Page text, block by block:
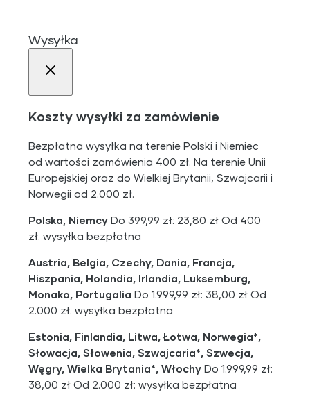
Wysyłka
Koszty wysyłki za zamówienie
Bezpłatna wysyłka na terenie Polski i Niemiec
od wartości zamówienia 400 zł. Na terenie Unii
Europejskiej oraz do Wielkiej Brytanii, Szwajcarii i
Norwegii od 2.000 zł.
Polska, Niemcy Do 399,99 zł: 23,80 zł Od 400
zł: wysyłka bezpłatna
Austria, Belgia, Czechy, Dania, Francja,
Hiszpania, Holandia, Irlandia, Luksemburg,
Monako, Portugalia Do 1.999,99 zł: 38,00 zł Od
2.000 zł: wysyłka bezpłatna
Estonia, Finlandia, Litwa, Łotwa, Norwegia*,
Słowacja, Słowenia, Szwajcaria*, Szwecja,
Węgry, Wielka Brytania*, Włochy Do 1.999,99 zł:
38,00 zł Od 2.000 zł: wysyłka bezpłatna